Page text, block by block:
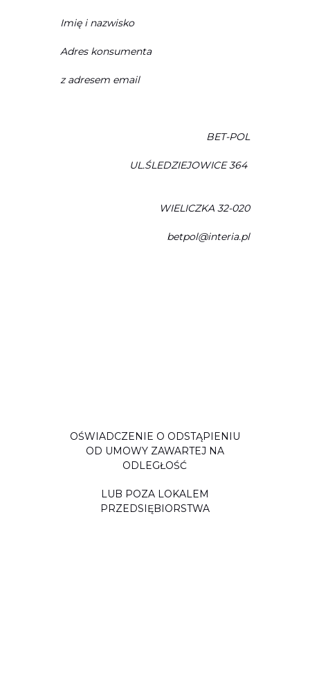
Imię i nazwisko
Adres konsumenta
z adresem email
BET-POL
UL.ŚLEDZIEJOWICE 364
WIELICZKA 32-020
betpol@interia.pl
OŚWIADCZENIE O ODSTĄPIENIU
OD UMOWY ZAWARTEJ NA
ODLEGŁOŚĆ
LUB POZA LOKALEM
PRZEDSIĘBIORSTWA